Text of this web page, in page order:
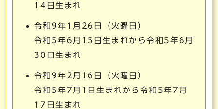
14日生まれ
令和9年1月26日（火曜日）
令和5年6月15日生まれから令和5年6月
30日生まれ
令和9年2月16日（火曜日）
令和5年7月1日生まれから令和5年7月
17日生まれ